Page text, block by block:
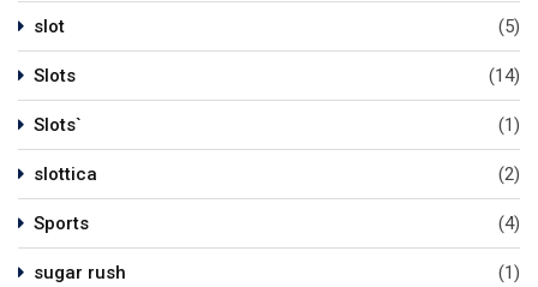
slot (5)
Slots (14)
Slots` (1)
slottica (2)
Sports (4)
sugar rush (1)